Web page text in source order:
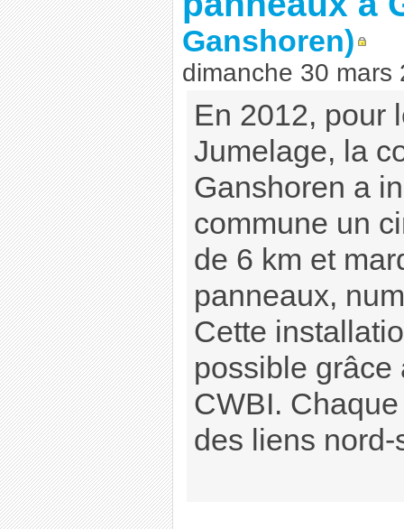
Ganshoren)
dimanche 30 mars
En 2012, pour
Jumelage, la
Ganshoren a
commune un
de 6 km et
panneaux,
Cette
possible grâce
CWBI.
des liens